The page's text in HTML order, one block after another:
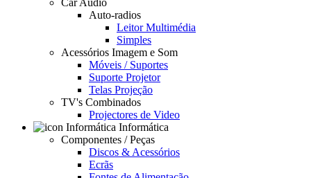
Car Audio
Auto-radios
Leitor Multimédia
Simples
Acessórios Imagem e Som
Móveis / Suportes
Suporte Projetor
Telas Projeção
TV's Combinados
Projectores de Video
Informática
Componentes / Peças
Discos & Acessórios
Ecrãs